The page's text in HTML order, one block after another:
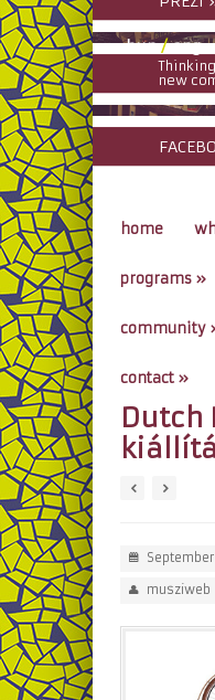
hun/eng
new
home
programs »
community
contact »
go to...
Dutch
September
musziweb